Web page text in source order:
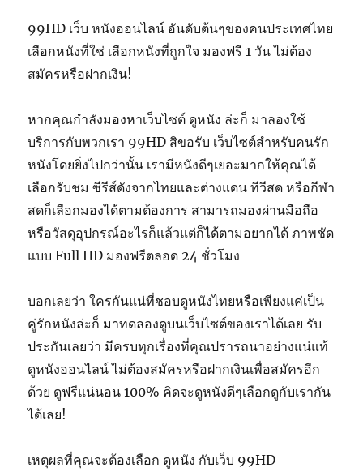
99HD เว็บ หนังออนไลน์ อันดับต้นๆของคนประเทศไทย
เลือกหนังที่ใช่ เลือกหนังที่ถูกใจ มองฟรี 1 วัน ไม่ต้อง
สมัครหรือฝากเงิน!
หากคุณกำลังมองหาเว็บไซต์ ดูหนัง ล่ะก็ มาลองใช้
บริการกับพวกเรา 99HD สิขอรับ เว็บไซต์สำหรับคนรัก
หนังโดยยิ่งไปกว่านั้น เรามีหนังดีๆเยอะมากให้คุณได้
เลือกรับชม ซีรีส์ดังจากไทยและต่างแดน ทีวีสด หรือกีฬา
สดก็เลือกมองได้ตามต้องการ สามารถมองผ่านมือถือ
หรือวัสดุอุปกรณ์อะไรก็แล้วแต่ก็ได้ตามอยากได้ ภาพชัด
แบบ Full HD มองฟรีตลอด 24 ชั่วโมง
บอกเลยว่า ใครกันแน่ที่ชอบดูหนังไทยหรือเพียงแค่เป็น
คู่รักหนังล่ะก็ มาทดลองดูบนเว็บไซต์ของเราได้เลย รับ
ประกันเลยว่า มีครบทุกเรื่องที่คุณปรารถนาอย่างแน่แท้
ดูหนังออนไลน์ ไม่ต้องสมัครหรือฝากเงินเพื่อสมัครอีก
ด้วย ดูฟรีแน่นอน 100% คิดจะดูหนังดีๆเลือกดูกับเรากัน
ได้เลย!
เหตุผลที่คุณจะต้องเลือก ดูหนัง กับเว็บ 99HD